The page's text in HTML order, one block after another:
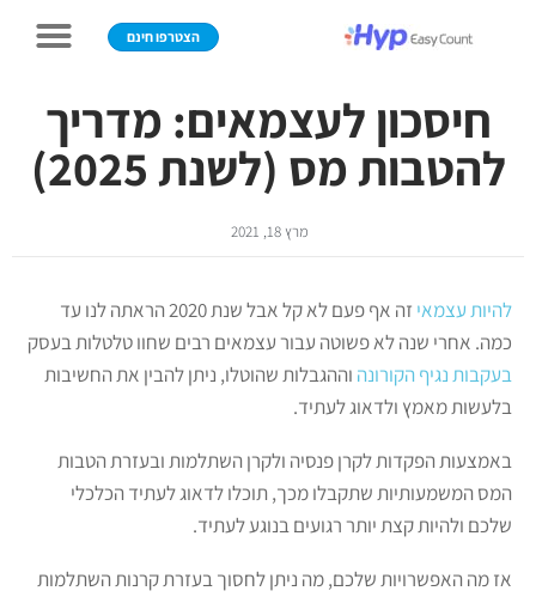
הצטרפו חינם
חיסכון לעצמאים: מדריך
להטבות מס (לשנת 2025)
מרץ 18, 2021
להיות עצמאי
זה אף פעם לא קל אבל שנת 2020 הראתה לנו עד
כמה. אחרי שנה לא פשוטה עבור עצמאים רבים שחוו טלטלות בעסק
בעקבות נגיף הקורונה וההגבלות שהוטלו, ניתן להבין את החשיבות
בלעשות מאמץ ולדאוג לעתיד.
באמצעות הפקדות לקרן פנסיה ולקרן השתלמות ובעזרת הטבות
המס המשמעותיות שתקבלו מכך, תוכלו לדאוג לעתיד הכלכלי
שלכם ולהיות קצת יותר רגועים בנוגע לעתיד.
אז מה האפשרויות שלכם, מה ניתן לחסוך בעזרת קרנות השתלמות